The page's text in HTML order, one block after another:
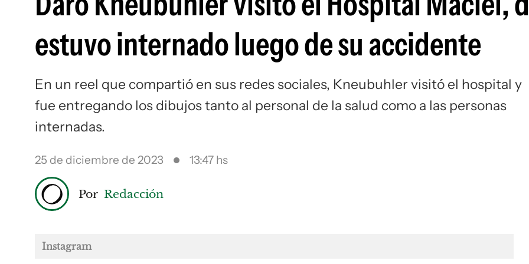
estuvo internado luego de su accidente
En un reel que compartió en sus redes sociales, Kneubuhler visitó el hospital y
fue entregando los dibujos tanto al personal de la salud como a las personas
internadas.
25 de diciembre de 2023 13:47 hs
Por Redacción
Instagram